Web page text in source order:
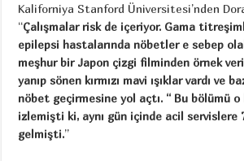
Kaliforniya Stanford Üniversitesi’nden
“Çalışmalar risk de içeriyor. Gama
epilepsi hastalarında nöbetler e sebep
meşhur bir Japon çizgi filminden örnek
yanıp sönen kırmızı mavi ışıklar vardı ve
nöbet geçirmesine yol açtı. “ Bu bölümü o
izlemişti ki, aynı gün içinde acil servislere
gelmişti.”